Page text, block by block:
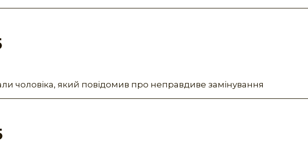
чоловіка, який повідомив про неправдиве замінування